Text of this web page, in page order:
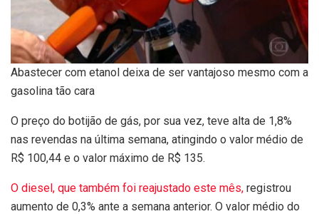
Abastecer com etanol deixa de ser vantajoso mesmo com a
gasolina tão cara
O preço do botijão de gás, por sua vez, teve alta de 1,8%
nas revendas na última semana, atingindo o valor médio de
R$ 100,44 e o valor máximo de R$ 135.
O diesel, que também foi reajustado este mês, registrou
aumento de 0,3% ante a semana anterior. O valor médio do